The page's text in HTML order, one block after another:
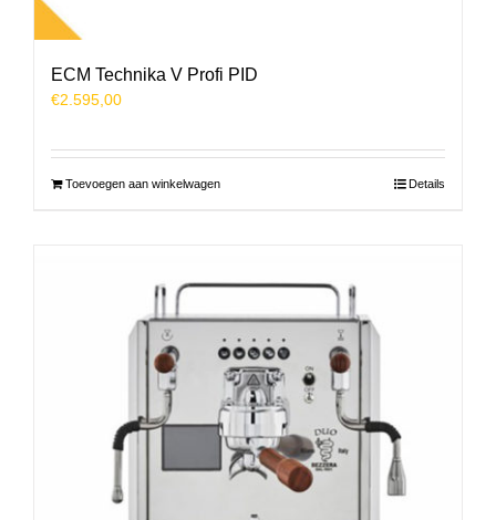
ECM Technika V Profi PID
€2.595,00
Toevoegen aan winkelwagen Details